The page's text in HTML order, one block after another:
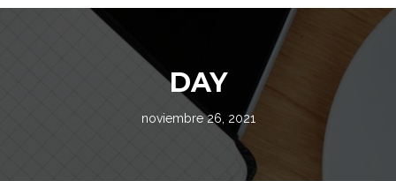
DAY
noviembre 26, 2021